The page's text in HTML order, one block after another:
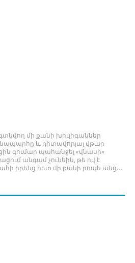
մի քանի խուլիգաններ
և դիտավորյալ վթար
գումար պահանջել «վնասի»
անգամ չունեին, թե ով է
իրենց հետ մի քանի րոպե անց․․․